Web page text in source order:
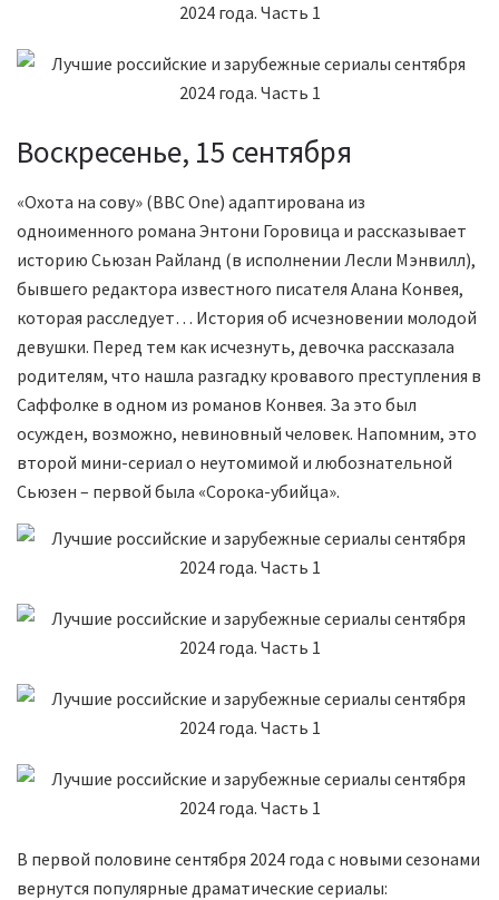
Воскресенье, 15 сентября
«Охота на сову» (BBC One) адаптирована из
одноименного романа Энтони Горовица и рассказывает
историю Сьюзан Райланд (в исполнении Лесли Мэнвилл),
бывшего редактора известного писателя Алана Конвея,
которая расследует… История об исчезновении молодой
девушки. Перед тем как исчезнуть, девочка рассказала
родителям, что нашла разгадку кровавого преступления в
Саффолке в одном из романов Конвея. За это был
осужден, возможно, невиновный человек. Напомним, это
второй мини-сериал о неутомимой и любознательной
Сьюзен – первой была «Сорока-убийца».
В первой половине сентября 2024 года с новыми сезонами
вернутся популярные драматические сериалы: